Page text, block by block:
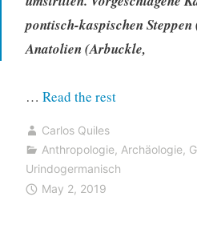
pontisch-kaspischen
Anatolien (Arbuckle,
… Read the rest
Quelle
Carlos Quiles
Anthropologie, Archäologie,
Urindogermanisch
May 2, 2019